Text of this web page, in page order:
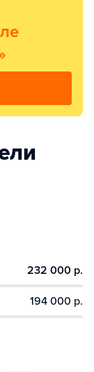
232 000 р.
194 000 р.